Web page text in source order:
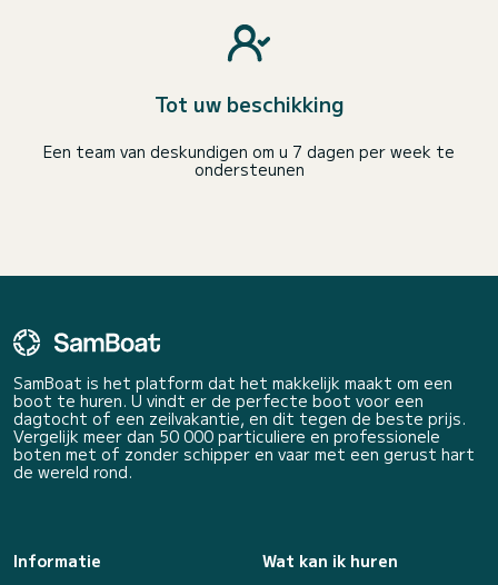
Tot uw beschikking
Een team van deskundigen om u 7 dagen per week te
ondersteunen
SamBoat is het platform dat het makkelijk maakt om een
boot te huren. U vindt er de perfecte boot voor een
dagtocht of een zeilvakantie, en dit tegen de beste prijs.
Vergelijk meer dan 50 000 particuliere en professionele
boten met of zonder schipper en vaar met een gerust hart
de wereld rond.
Informatie
Wat kan ik huren